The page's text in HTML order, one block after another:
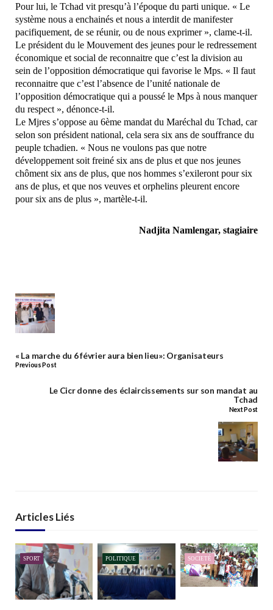
Pour lui, le Tchad vit presqu’à l’époque du parti unique. « Le
système nous a enchainés et nous a interdit de manifester
pacifiquement, de se réunir, ou de nous exprimer », clame-t-il.
Le président du le Mouvement des jeunes pour le redressement
économique et social de reconnaitre que c’est la division au
sein de l’opposition démocratique qui favorise le Mps. « Il faut
reconnaitre que c’est l’absence de l’unité nationale de
l’opposition démocratique qui a poussé le Mps à nous manquer
du respect », dénonce-t-il.
Le Mjres s’oppose au 6ème mandat du Maréchal du Tchad, car
selon son président national, cela sera six ans de souffrance du
peuple tchadien. « Nous ne voulons pas que notre
développement soit freiné six ans de plus et que nos jeunes
chôment six ans de plus, que nos hommes s’exileront pour six
ans de plus, et que nos veuves et orphelins pleurent encore
pour six ans de plus », martèle-t-il.
Nadjita Namlengar, stagiaire
« La marche du 6 février aura bien lieu»: Organisateurs
Previous Post
Le Cicr donne des éclaircissements sur son mandat au
Tchad
Next Post
Articles Liés
SPORT POLITIQUE SOCIETÉ